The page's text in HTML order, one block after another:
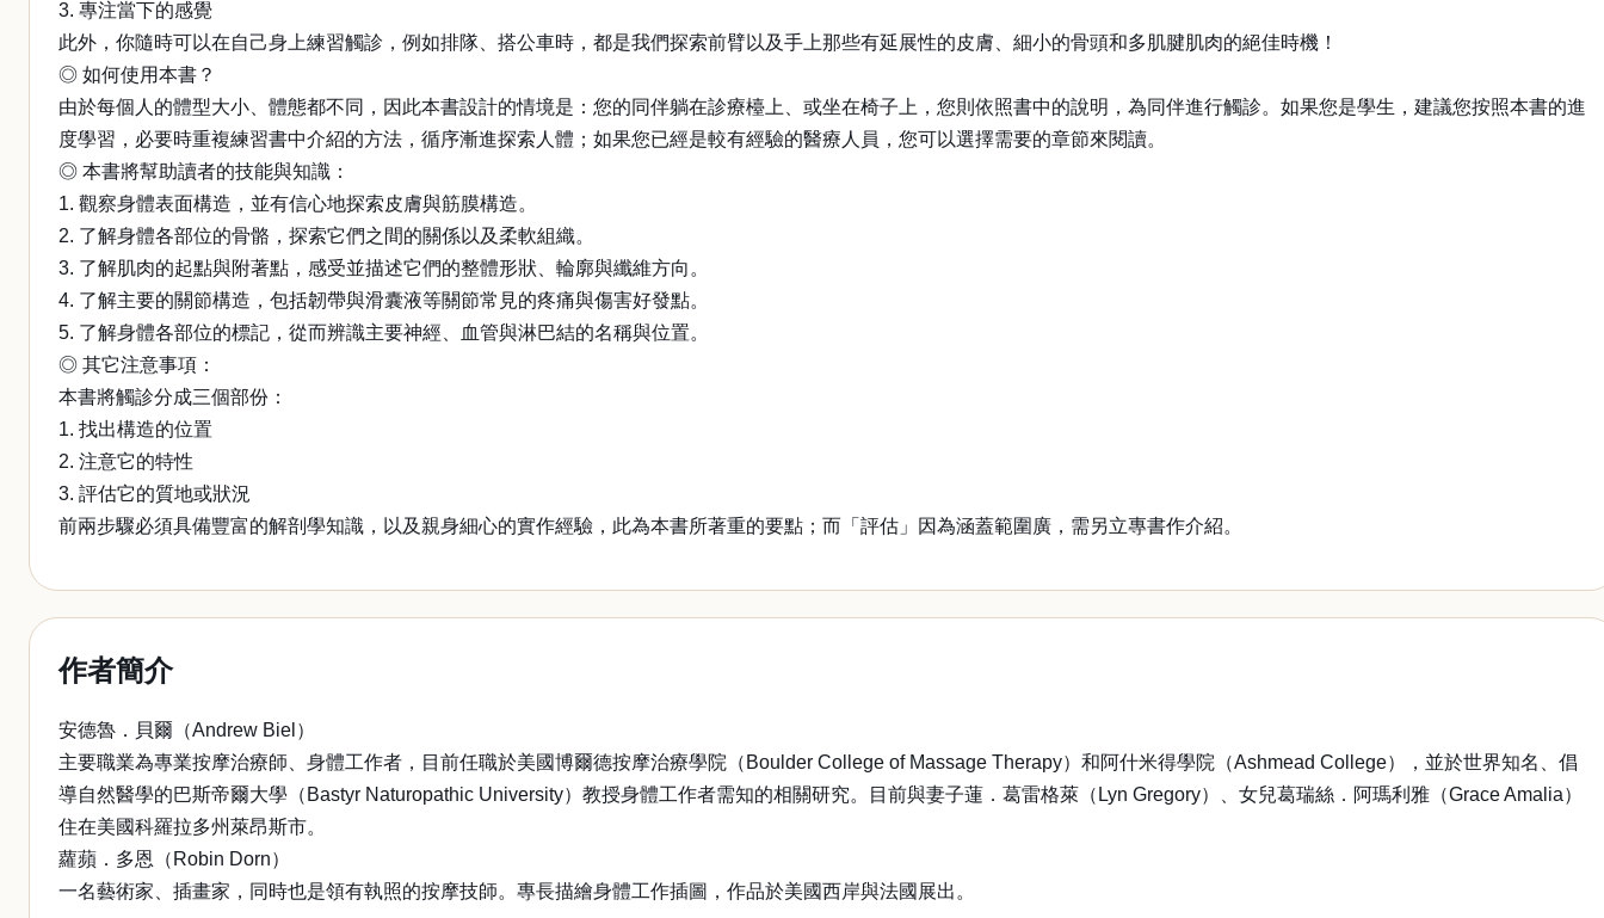
3. 專注當下的感覺
此外，你隨時可以在自己身上練習觸診，例如排隊、搭公車時，都是我們探索前臂以及手上那些有延展性的皮膚、細小的骨頭和多肌腱肌肉的絕佳時機！
◎ 如何使用本書？
由於每個人的體型大小、體態都不同，因此本書設計的情境是：您的同伴躺在診療檯上、或坐在椅子上，您則依照書中的說明，為同伴進行觸診。如果您是學生，建議您按照本書的進
度學習，必要時重複練習書中介紹的方法，循序漸進探索人體；如果您已經是較有經驗的醫療人員，您可以選擇需要的章節來閱讀。
◎ 本書將幫助讀者的技能與知識：
1. 觀察身體表面構造，並有信心地探索皮膚與筋膜構造。
2. 了解身體各部位的骨骼，探索它們之間的關係以及柔軟組織。
3. 了解肌肉的起點與附著點，感受並描述它們的整體形狀、輪廓與纖維方向。
4. 了解主要的關節構造，包括韌帶與滑囊液等關節常見的疼痛與傷害好發點。
5. 了解身體各部位的標記，從而辨識主要神經、血管與淋巴結的名稱與位置。
◎ 其它注意事項：
本書將觸診分成三個部份：
1. 找出構造的位置
2. 注意它的特性
3. 評估它的質地或狀況
前兩步驟必須具備豐富的解剖學知識，以及親身細心的實作經驗，此為本書所著重的要點；而「評估」因為涵蓋範圍廣，需另立專書作介紹。
作者簡介
安德魯．貝爾（Andrew Biel）
主要職業為專業按摩治療師、身體工作者，目前任職於美國博爾德按摩治療學院（Boulder College of Massage Therapy）和阿什米得學院（Ashmead College），並於世界知名、倡
導自然醫學的巴斯帝爾大學（Bastyr Naturopathic University）教授身體工作者需知的相關研究。目前與妻子蓮．葛雷格萊（Lyn Gregory）、女兒葛瑞絲．阿瑪利雅（Grace Amalia）
住在美國科羅拉多州萊昂斯市。
蘿蘋．多恩（Robin Dorn）
一名藝術家、插畫家，同時也是領有執照的按摩技師。專長描繪身體工作插圖，作品於美國西岸與法國展出。